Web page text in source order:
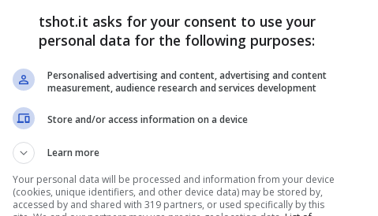
la Ferrari e soprattutto Charles Leclerc non
una piega davvero entusiasmante per i tifosi
tshot.it asks for your consent to use your
personal data for the following purposes:
Personalised advertising and content, advertising and content
measurement, audience research and services development
Store and/or access information on a device
Learn more
Your personal data will be processed and information from your device
(cookies, unique identifiers, and other device data) may be stored by,
accessed by and shared with 319 partners, or used specifically by this